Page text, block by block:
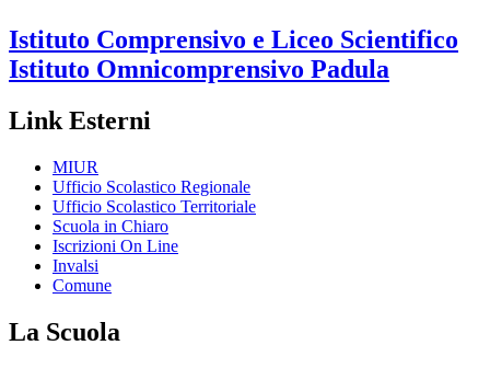
Istituto Comprensivo e Liceo Scientifico
Istituto Omnicomprensivo Padula
Link Esterni
MIUR
Ufficio Scolastico Regionale
Ufficio Scolastico Territoriale
Scuola in Chiaro
Iscrizioni On Line
Invalsi
Comune
La Scuola